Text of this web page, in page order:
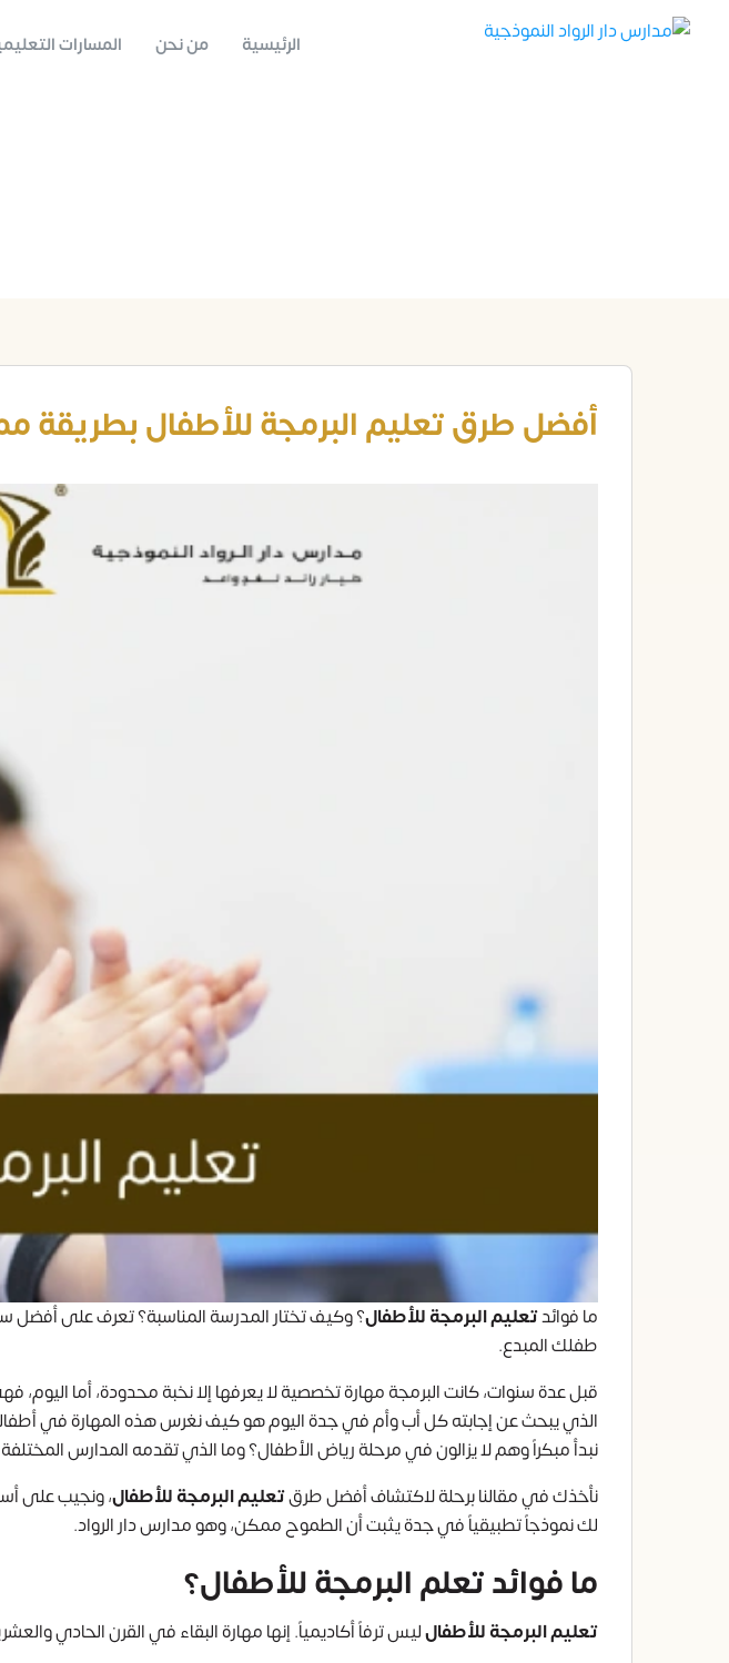
الرئيسية من نحن المسارات
أفضل طرق تعليم البرمجة للأطفال بطريقة
ما فوائدتعليم البرمجة للأطفال؟ وكيف تختار المدرسة المناسبة؟ تعرف على أفضل
طفلك المبدع.
قبل عدة سنوات، كانت البرمجة مهارة تخصصية لا يعرفها إلا نخبة محدودة، أما اليوم،
الذي يبحث عن إجابته كل أب وأم في جدة اليوم هو كيف نغرس هذه المهارة في
نبدأ مبكراً وهم لا يزالون في مرحلة رياض الأطفال؟ وما الذي تقدمه المدارس
نأخذك في مقالنا برحلة لاكتشاف أفضل طرقتعليم البرمجة للأطفال، ونجيب على
لك نموذجاً تطبيقياً في جدة يثبت أن الطموح ممكن، وهو مدارس دار الرواد.
ما فوائد تعلم البرمجة للأطفال؟
تعليم البرمجة للأطفالليس ترفاً أكاديمياً. إنها مهارة البقاء في القرن الحادي